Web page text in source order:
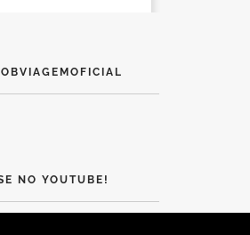
NO YOUTUBE!